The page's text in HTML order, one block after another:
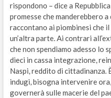
rispondono – dice a
promesse che manderebbero
raccontano ai piombinesi che
un’altra parte. Ai contrari
che non spendiamo adesso lo
dieci in cassa integrazione,
Naspi, reddito di cittadinanza.
indugi, bisogna intervenire
governerà sulle macerie del